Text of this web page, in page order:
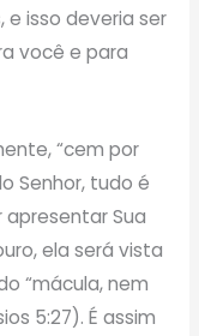
e isso deveria ser
você e para
“cem por
Senhor, tudo é
apresentar Sua
ela será vista
“mácula, nem
5:27). É assim